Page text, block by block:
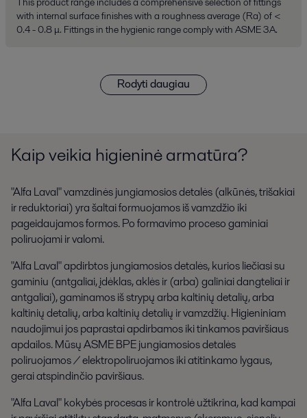
with internal surface finishes with a roughness average (Ra) of <
0.4 - 0.8 μ. Fittings in the hygienic range comply with ASME 3A.
Rodyti daugiau
Kaip veikia higieninė armatūra?
"Alfa Laval" vamzdinės jungiamosios detalės (alkūnės, trišakiai
ir reduktoriai) yra šaltai formuojamos iš vamzdžio iki
pageidaujamos formos. Po formavimo proceso gaminiai
poliruojami ir valomi.
"Alfa Laval" apdirbtos jungiamosios detalės, kurios liečiasi su
gaminiu (antgaliai, įdėklas, aklės ir (arba) galiniai dangteliai ir
antgaliai), gaminamos iš strypų arba kaltinių detalių, arba
kaltinių detalių, arba kaltinių detalių ir vamzdžių. Higieniniam
naudojimui jos paprastai apdirbamos iki tinkamos paviršiaus
apdailos. Mūsų ASME BPE jungiamosios detalės
poliruojamos / elektropoliruojamos iki atitinkamo lygaus,
gerai atspindinčio paviršiaus.
"Alfa Laval" kokybės procesas ir kontrolė užtikrina, kad kampai